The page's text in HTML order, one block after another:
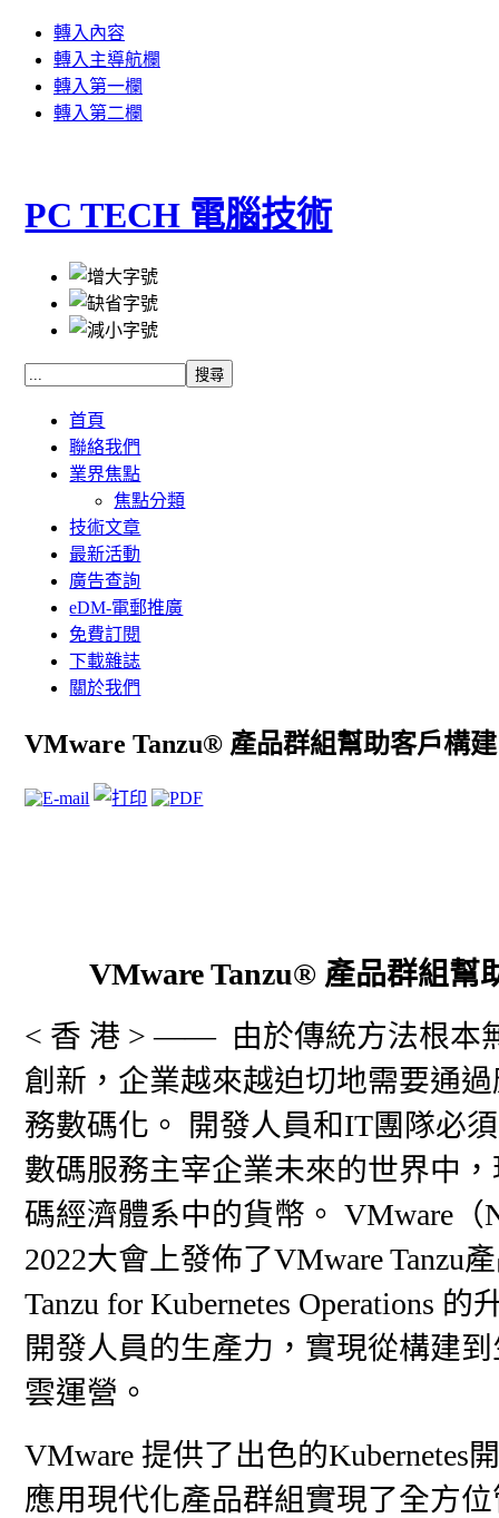
轉入內容
轉入主導航欄
轉入第一欄
轉入第二欄
PC TECH 電腦技術
首頁
聯絡我們
業界焦點
焦點分類
技術文章
最新活動
廣告查詢
eDM-電郵推廣
免費訂閱
下載雜誌
關於我們
VMware Tanzu® 產品群組幫助客戶構
VMware Tanzu® 產品群組
< 香 港 > —— 由於傳統方法根本
創新，企業越來越迫切地需要通
務數碼化。 開發人員和IT團隊必
數碼服務主宰企業未來的世界中
碼經濟體系中的貨幣。 VMware
2022大會上發佈了VMware Tanzu
Tanzu for Kubernetes Operations
開發人員的生產力，實現從構建
雲運營。
VMware 提供了出色的
應用現代化產品群組實現了全方